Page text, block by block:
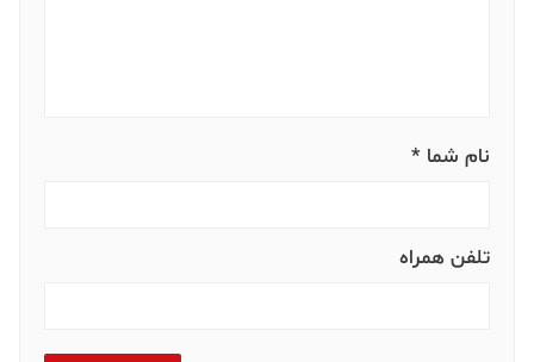
نام شما *
تلفن همراه